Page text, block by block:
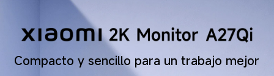
Compacto y sencillo para un trabajo mejor